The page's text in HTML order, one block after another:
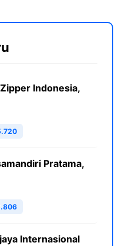
Indonesia,
Pratama,
Internasional